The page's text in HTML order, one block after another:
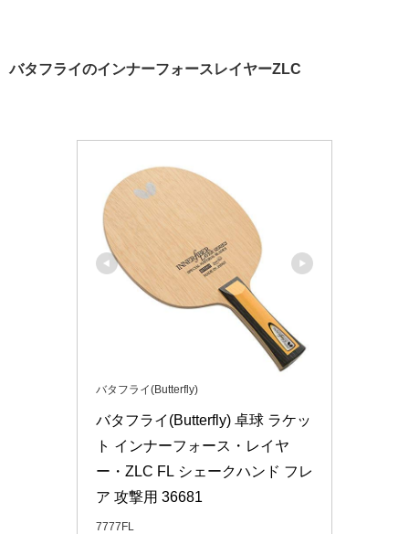
バタフライのインナーフォースレイヤーZLC
バタフライ(Butterfly)
バタフライ(Butterfly) 卓球 ラケッ
ト インナーフォース・レイヤ
ー・ZLC FL シェークハンド フレ
ア 攻撃用 36681
7777FL